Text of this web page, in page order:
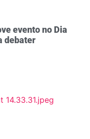
evento no Dia
debater